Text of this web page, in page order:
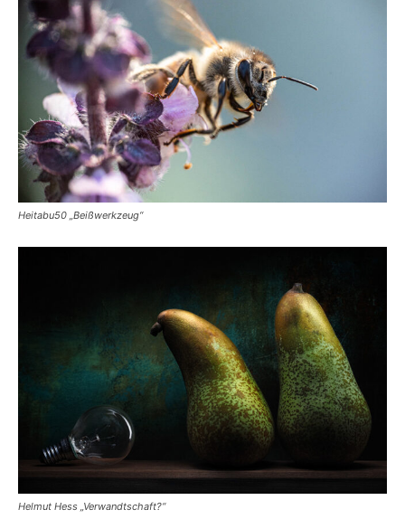
Heitabu50 „Beißwerkzeug“
Helmut Hess „Verwandtschaft?“